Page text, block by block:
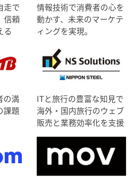
走で
信頼
る
情報技術で消費者の心を
動かす、未来のマーケテ
ィングを実現。
の満
課題
ITと旅行の豊富な知見で
海外・国内旅行のウェブ
販売と業務効率化を支援